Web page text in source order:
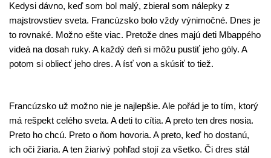
Kedysi dávno, keď som bol malý, zbieral som nálepky z
majstrovstiev sveta. Francúzsko bolo vždy výnimočné. Dnes je
to rovnaké. Možno ešte viac. Pretože dnes majú deti Mbappého
videá na dosah ruky. A každý deň si môžu pustiť jeho góly. A
potom si obliecť jeho dres. A ísť von a skúsiť to tiež.
Francúzsko už možno nie je najlepšie. Ale pořád je to tím, ktorý
má rešpekt celého sveta. A deti to cítia. A preto ten dres nosia.
Preto ho chcú. Preto o ňom hovoria. A preto, keď ho dostanú,
ich oči žiaria. A ten žiarivý pohľad stojí za všetko. Či dres stál